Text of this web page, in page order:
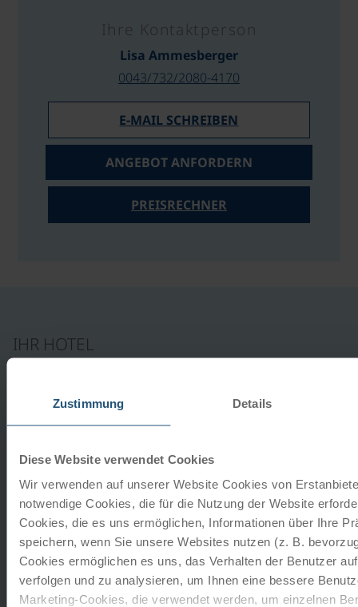
Zustimmung Details
Diese Website verwendet Cookies
Wir verwenden auf unserer Website Cookies von
notwendige Cookies, die für die Nutzung der Website
Cookies, die es uns ermöglichen, Informationen über Ihre
speichern, wenn Sie unsere Websites nutzen (z. B.
Cookies ermöglichen es uns, das Verhalten der Benutzer
verfolgen und zu analysieren, um Ihnen eine bessere
Marketing-Cookies, die verwendet werden, um einzelnen
Ihre Kontaktperson
Lisa Ammesberger
0043/732/2080-4170
E-MAIL SCHREIBEN
ANGEBOT ANFORDERN
PREISRECHNER
IHR HOTEL
Hotel DAS SAAL
LAGE:Modernes, smartes und nachhaltiges Congress-
und Lifestyle-Hotel im Herzen der österreichischen
Alpen – im wunderschönen Saalfelden. Umgeben von
der beeindruckenden Bergwelt des Steinernen…
Verlängerung auf Anfrage
Gastronomie